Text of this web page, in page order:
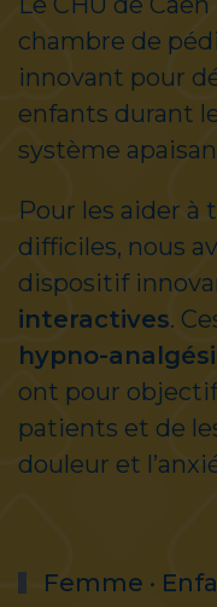
chambre de
innovant pour
enfants durant
système
Pour les aider à
difficiles, nous
dispositif
interactives.
hypno-
ont pour objectif
patients et de
douleur et
Femme ·